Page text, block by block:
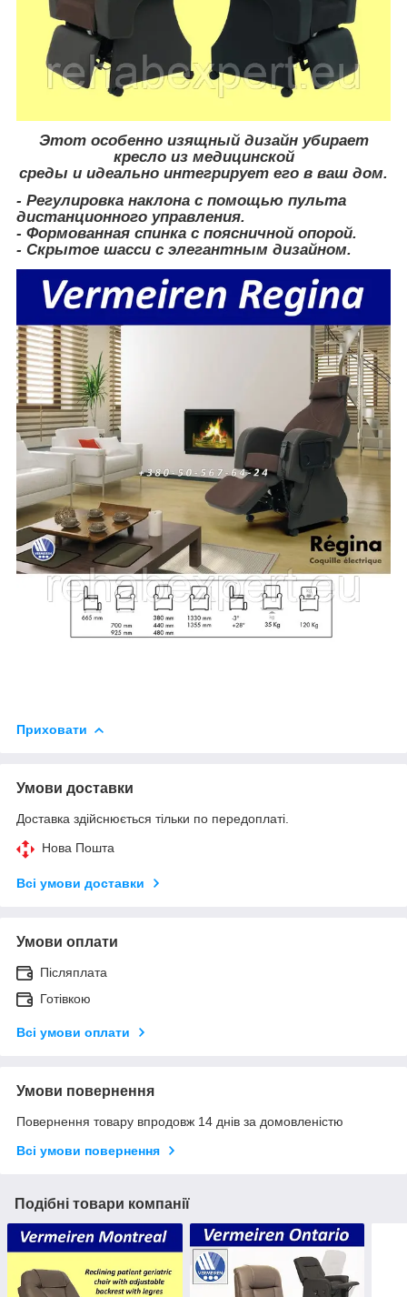
Этот особенно изящный дизайн убирает
кресло из медицинской
среды и идеально интегрирует его в ваш дом.
- Регулировка наклона с помощью пульта
дистанционного управления.
- Формованная спинка с поясничной опорой.
- Скрытое шасси с элегантным дизайном.
Приховати
Умови доставки
Доставка здійснюється тільки по передоплаті.
Нова Пошта
Всі умови доставки
Умови оплати
Післяплата
Готівкою
Всі умови оплати
Умови повернення
Повернення товару впродовж 14 днів за домовленістю
Всі умови повернення
Подібні товари компанії